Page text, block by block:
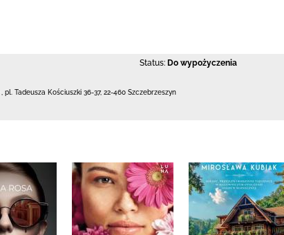
Status: Do wypożyczenia
pl. Tadeusza Kościuszki 36-37, 22-460 Szczebrzeszyn